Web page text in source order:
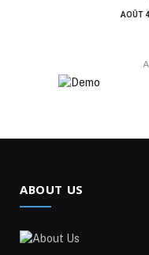
AOÛT
ABOUT US